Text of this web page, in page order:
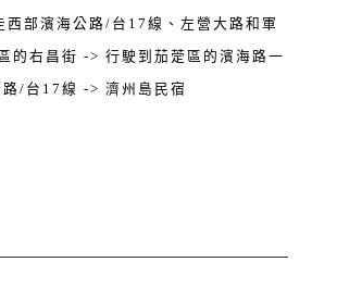
西部濱海公路/台17線、左營大路和軍
的右昌街 -> 行駛到茄萣區的濱海路一
/台17線 -> 濟州島民宿